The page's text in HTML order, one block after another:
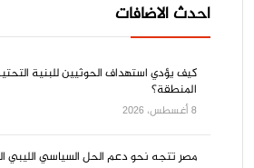
احدث الاضافات
كيف يؤدي استهداف الحوثيين للبنية
المنطقة؟
8 أغسطس، 2026
مصر تتجه نحو دعم الحل السياسي الليبي